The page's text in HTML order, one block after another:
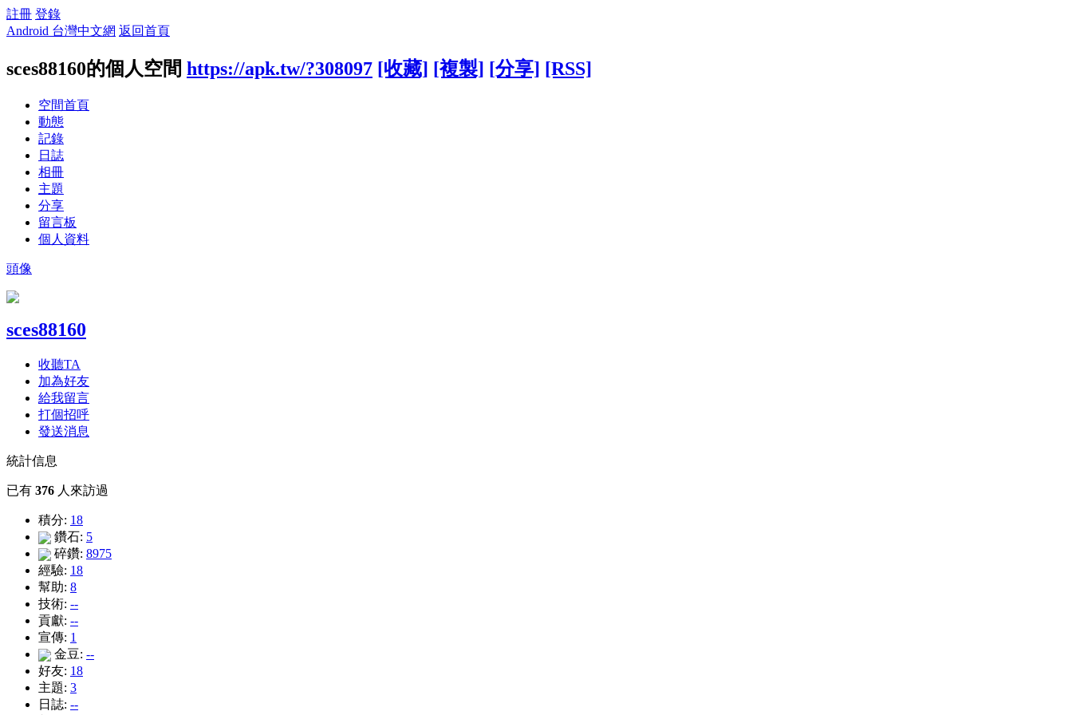
註冊 登錄
Android 台灣中文網 返回首頁
sces88160的個人空間 https://apk.tw/?308097 [收藏] [複製] [分享] [RSS]
空間首頁
動態
記錄
日誌
相冊
主題
分享
留言板
個人資料
頭像
sces88160
收聽TA
加為好友
給我留言
打個招呼
發送消息
統計信息
已有 376 人來訪過
積分: 18
鑽石: 5
碎鑽: 8975
經驗: 18
幫助: 8
技術: --
貢獻: --
宣傳: 1
金豆: --
好友: 18
主題: 3
日誌: --